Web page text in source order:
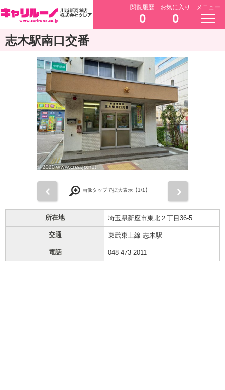
閲覧履歴
0
お気に入り
0
メニュー
志木駅南口交番
画像タップで拡大表示【1/1】
所在地 埼玉県新座市東北２丁目36-5
交通 東武東上線 志木駅
電話 048-473-2011